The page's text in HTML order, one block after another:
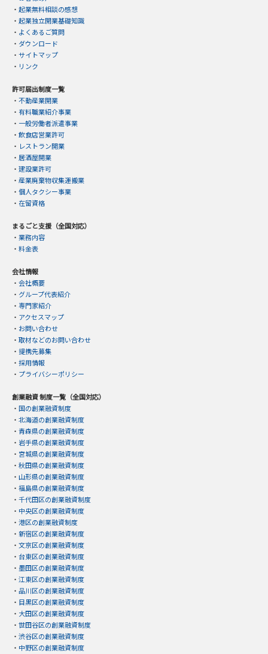
・ 起業無料相談の感想
・ 起業独立開業基礎知識
・ よくあるご質問
・ ダウンロード
・ サイトマップ
・ リンク
許可届出制度一覧
・ 不動産業開業
・ 有料職業紹介事業
・ 一般労働者派遣事業
・ 飲食店営業許可
・ レストラン開業
・ 居酒屋開業
・ 建設業許可
・ 産業廃棄物収集運搬業
・ 個人タクシー事業
・ 在留資格
まるごと支援（全国対応）
・ 業務内容
・ 料金表
会社情報
・ 会社概要
・ グループ代表紹介
・ 専門家紹介
・ アクセスマップ
・ お問い合わせ
・ 取材などのお問い合わせ
・ 提携先募集
・ 採用情報
・ プライバシーポリシー
創業融資 制度一覧（全国対応）
・ 国の創業融資制度
・ 北海道の創業融資制度
・ 青森県の創業融資制度
・ 岩手県の創業融資制度
・ 宮城県の創業融資制度
・ 秋田県の創業融資制度
・ 山形県の創業融資制度
・ 福島県の創業融資制度
・ 千代田区の創業融資制度
・ 中央区の創業融資制度
・ 港区の創業融資制度
・ 新宿区の創業融資制度
・ 文京区の創業融資制度
・ 台東区の創業融資制度
・ 墨田区の創業融資制度
・ 江東区の創業融資制度
・ 品川区の創業融資制度
・ 目黒区の創業融資制度
・ 大田区の創業融資制度
・ 世田谷区の創業融資制度
・ 渋谷区の創業融資制度
・ 中野区の創業融資制度